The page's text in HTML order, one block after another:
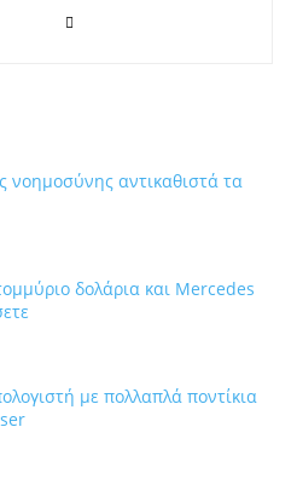
νοημοσύνης αντικαθιστά τα
δολάρια και Mercedes
με πολλαπλά ποντίκια